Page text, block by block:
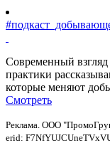
Современный взгляд
практики
которые меняют
Смотреть
Реклама. ООО
erid: